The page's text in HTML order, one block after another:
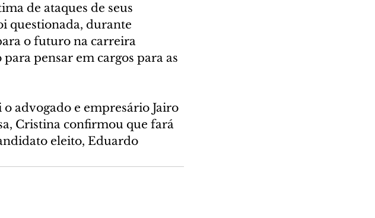
de ataques de seus
questionada, durante
o futuro na carreira
pensar em cargos para as
advogado e empresário Jairo
Cristina confirmou que fará
eleito, Eduardo